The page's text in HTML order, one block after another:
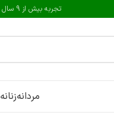
تجربه بیش از 9 سال فروش اینترنتی مطمئن در کنار شما
مردانهزنانه